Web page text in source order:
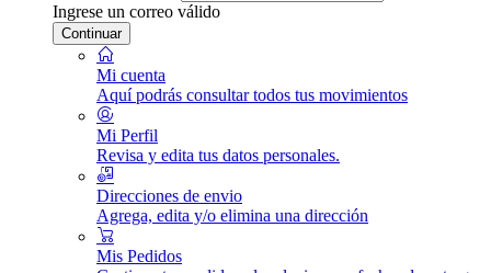
Ingrese un correo válido
Continuar
Mi cuenta
Aquí podrás consultar todos tus movimientos
Mi Perfil
Revisa y edita tus datos personales.
Direcciones de envio
Agrega, edita y/o elimina una dirección
Mis Pedidos